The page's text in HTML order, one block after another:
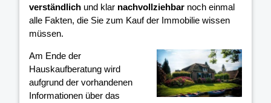
verständlich und klar nachvollziehbar noch einmal
alle Fakten, die Sie zum Kauf der Immobilie wissen
müssen.
Am Ende der
Hauskaufberatung wird
aufgrund der vorhandenen
Informationen über das